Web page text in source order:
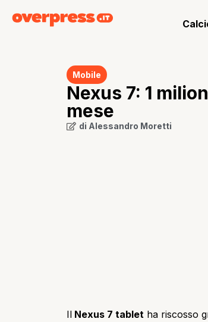
Mobile
Nexus 7: 1
mese
di Alessandro Moretti
Il Nexus 7 tablet ha riscosso